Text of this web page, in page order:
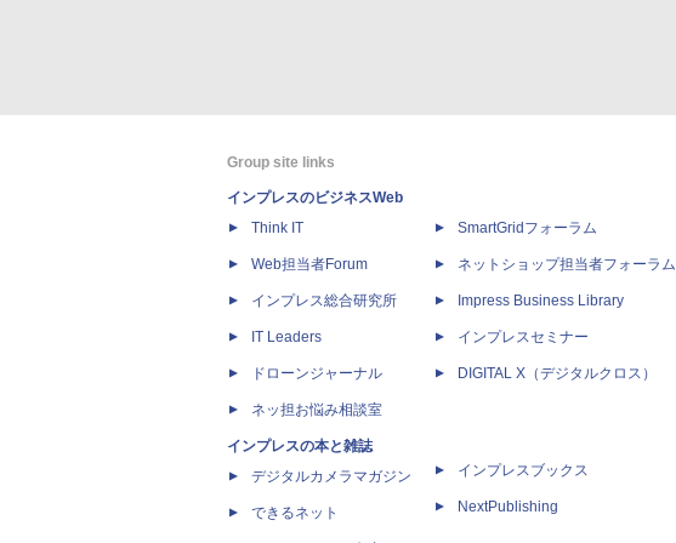
Group site links
インプレスのビジネスWeb
Think IT
Web担当者Forum
インプレス総合研究所
IT Leaders
ドローンジャーナル
ネッ担お悩み相談室
インプレスの本と雑誌
デジタルカメラマガジン
できるネット
SmartGridフォーラム
ネットショップ担当者フォーラム
Impress Business Library
インプレスセミナー
DIGITAL X（デジタルクロス）
インプレスブックス
NextPublishing